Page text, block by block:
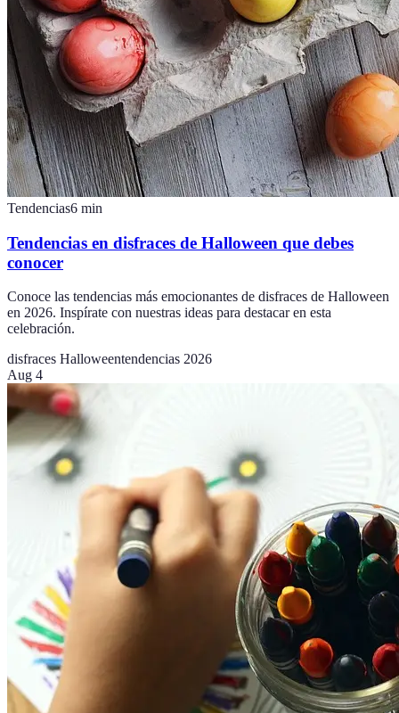
Tendencias6 min
Tendencias en disfraces de Halloween que debes
conocer
Conoce las tendencias más emocionantes de disfraces de Halloween
en 2026. Inspírate con nuestras ideas para destacar en esta
celebración.
disfraces Halloweentendencias 2026
Aug 4